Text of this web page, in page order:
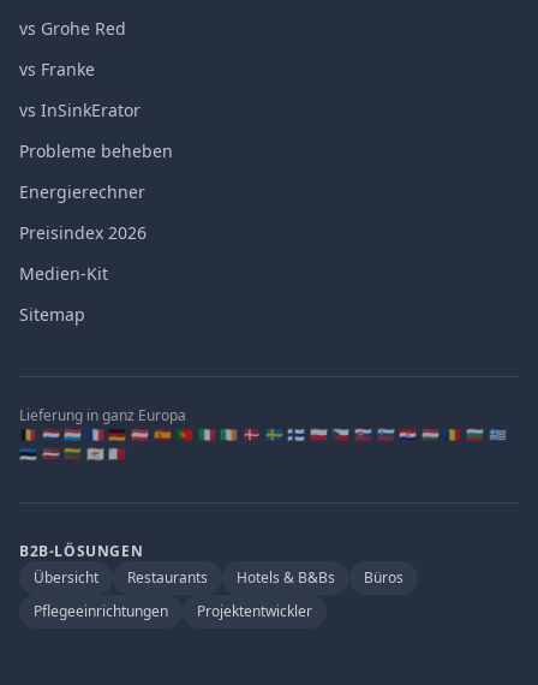
vs Grohe Red
vs Franke
vs InSinkErator
Probleme beheben
Energierechner
Preisindex 2026
Medien-Kit
Sitemap
Lieferung in ganz Europa
🇧🇪 🇳🇱 🇱🇺 🇫🇷 🇩🇪 🇦🇹 🇪🇸 🇵🇹 🇮🇹 🇮🇪 🇩🇰 🇸🇪 🇫🇮 🇵🇱 🇨🇿 🇸🇰 🇸🇮 🇭🇷 🇭🇺 🇷🇴 🇧🇬 🇬🇷
🇪🇪 🇱🇻 🇱🇹 🇨🇾 🇲🇹
B2B-LÖSUNGEN
Übersicht
Restaurants Hotels & B&Bs
Büros
Pflegeeinrichtungen
Projektentwickler